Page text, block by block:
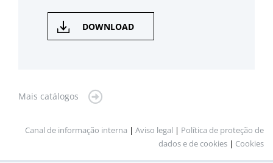
DOWNLOAD
Mais catálogos
Canal de informação interna | Aviso legal | Política de proteção de
dados e de cookies | Cookies